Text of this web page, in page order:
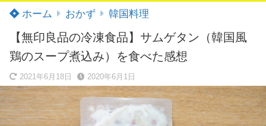
ホーム おかず 韓国料理
【無印良品の冷凍食品】サムゲタン（韓国風
鶏のスープ煮込み）を食べた感想
2021年6月18日 2020年6月1日